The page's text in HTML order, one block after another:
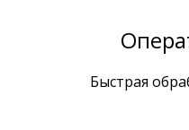
Быстрая